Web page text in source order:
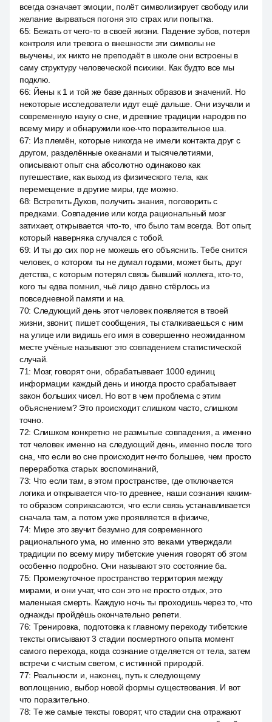
всегда означает эмоции, полёт символизирует свободу или
желание вырваться погоня это страх или попытка.
65: Бежать от чего-то в своей жизни. Падение зубов, потеря
контроля или тревога о внешности эти символы не
выучены, их никто не преподаёт в школе они встроены в
саму структуру человеческой психики. Как будто все мы
подклю.
66: Йены к 1 и той же базе данных образов и значений. Но
некоторые исследователи идут ещё дальше. Они изучали и
современную науку о сне, и древние традиции народов по
всему миру и обнаружили кое-что поразительное ша.
67: Из племён, которые никогда не имели контакта друг с
другом, разделённые океанами и тысячелетиями,
описывают опыт сна абсолютно одинаково как
путешествие, как выход из физического тела, как
перемещение в другие миры, где можно.
68: Встретить Духов, получить знания, поговорить с
предками. Совпадение или когда рациональный мозг
затихает, открывается что-то, что было там всегда. Вот опыт,
который наверняка случался с тобой.
69: И ты до сих пор не можешь его объяснить. Тебе снится
человек, о котором ты не думал годами, может быть, друг
детства, с которым потерял связь бывший коллега, кто-то,
кого ты едва помнил, чьё лицо давно стёрлось из
повседневной памяти и на.
70: Следующий день этот человек появляется в твоей
жизни, звонит, пишет сообщения, ты сталкиваешься с ним
на улице или видишь его имя в совершенно неожиданном
месте учёные называют это совпадением статистической
случай.
71: Мозг, говорят они, обрабатыввает 1000 единиц
информации каждый день и иногда просто срабатывает
закон больших чисел. Но вот в чем проблема с этим
объяснением? Это происходит слишком часто, слишком
точно.
72: Слишком конкретно не размытые совпадения, а именно
тот человек именно на следующий день, именно после того
сна, что если во сне происходит нечто большее, чем просто
переработка старых воспоминаний,
73: Что если там, в этом пространстве, где отключается
логика и открывается что-то древнее, наши сознания каким-
то образом соприкасаются, что если связь устанавливается
сначала там, а потом уже проявляется в физиче,
74: Мире это звучит безумно для современного
рационального ума, но именно это веками утверждали
традиции по всему миру тибетские учения говорят об этом
особенно подробно. Они называют это состояние ба.
75: Промежуточное пространство территория между
мирами, и они учат, что сон это не просто отдых, это
маленькая смерть. Каждую ночь ты проходишь через то, что
однажды пройдёшь окончательно репети.
76: Тренировка, подготовка к главному переходу тибетские
тексты описывают 3 стадии посмертного опыта момент
самого перехода, когда сознание отделяется от тела, затем
встречи с чистым светом, с истинной природой.
77: Реальности и, наконец, путь к следующему
воплощению, выбор новой формы существования. И вот
что поразительно.
78: Те же самые тексты говорят, что стадии сна отражают